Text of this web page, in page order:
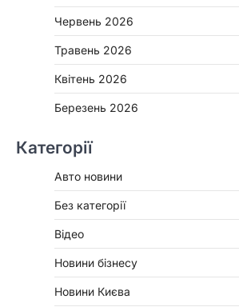
Червень 2026
Травень 2026
Квітень 2026
Березень 2026
Категорії
Авто новини
Без категорії
Відео
Новини бізнесу
Новини Києва